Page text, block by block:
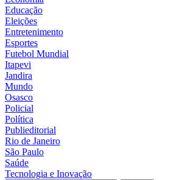
Educação
Eleições
Entretenimento
Esportes
Futebol Mundial
Itapevi
Jandira
Mundo
Osasco
Policial
Política
Publieditorial
Rio de Janeiro
São Paulo
Saúde
Tecnologia e Inovação